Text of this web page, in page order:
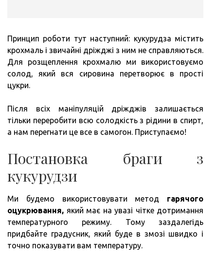
Принцип роботи тут наступний: кукурудза містить
крохмаль і звичайні дріжджі з ним не справляються.
Для розщеплення крохмалю ми використовуємо
солод, який вся сировина перетворює в прості
цукри.
Після всіх маніпуляцій дріжджів залишається
тільки переробити всю солодкість з рідини в спирт,
а нам перегнати це все в самогон. Приступаємо!
Постановка браги з
кукурудзи
Ми будемо використовувати метод гарячого
оцукрювання, який має на увазі чітке дотримання
температурного режиму. Тому заздалегідь
придбайте градусник, який буде в змозі швидко і
точно показувати вам температуру.